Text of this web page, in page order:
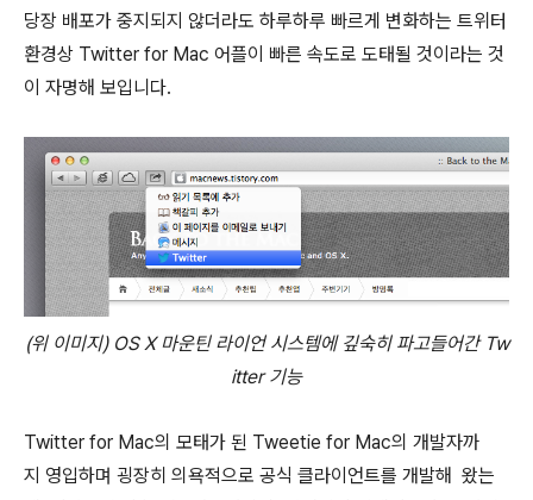
당장 배포가 중지되지 않더라도 하루하루 빠르게 변화하는 트위터
환경상 Twitter for Mac 어플이 빠른 속도로 도태될 것이라는 것
이 자명해 보입니다.
(위 이미지) OS X 마운틴 라이언 시스템에 깊숙히 파고들어간 Tw
itter 기능
Twitter for Mac의 모태가 된 Tweetie for Mac의 개발자까
지 영입하며 굉장히 의욕적으로 공식 클라이언트를 개발해 왔는